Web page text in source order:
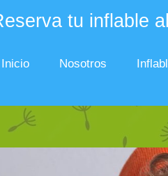
tu inflable al
Inicio Nosotros